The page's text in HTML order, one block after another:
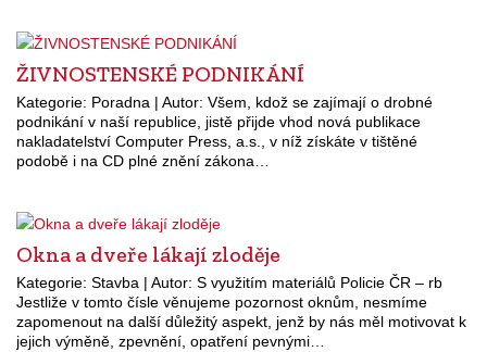
ŽIVNOSTENSKÉ PODNIKÁNÍ
Kategorie: Poradna | Autor: Všem, kdož se zajímají o drobné
podnikání v naší republice, jistě přijde vhod nová publikace
nakladatelství Computer Press, a.s., v níž získáte v tištěné
podobě i na CD plné znění zákona…
Okna a dveře lákají zloděje
Kategorie: Stavba | Autor: S využitím materiálů Policie ČR – rb
Jestliže v tomto čísle věnujeme pozornost oknům, nesmíme
zapomenout na další důležitý aspekt, jenž by nás měl motivovat k
jejich výměně, zpevnění, opatření pevnými…